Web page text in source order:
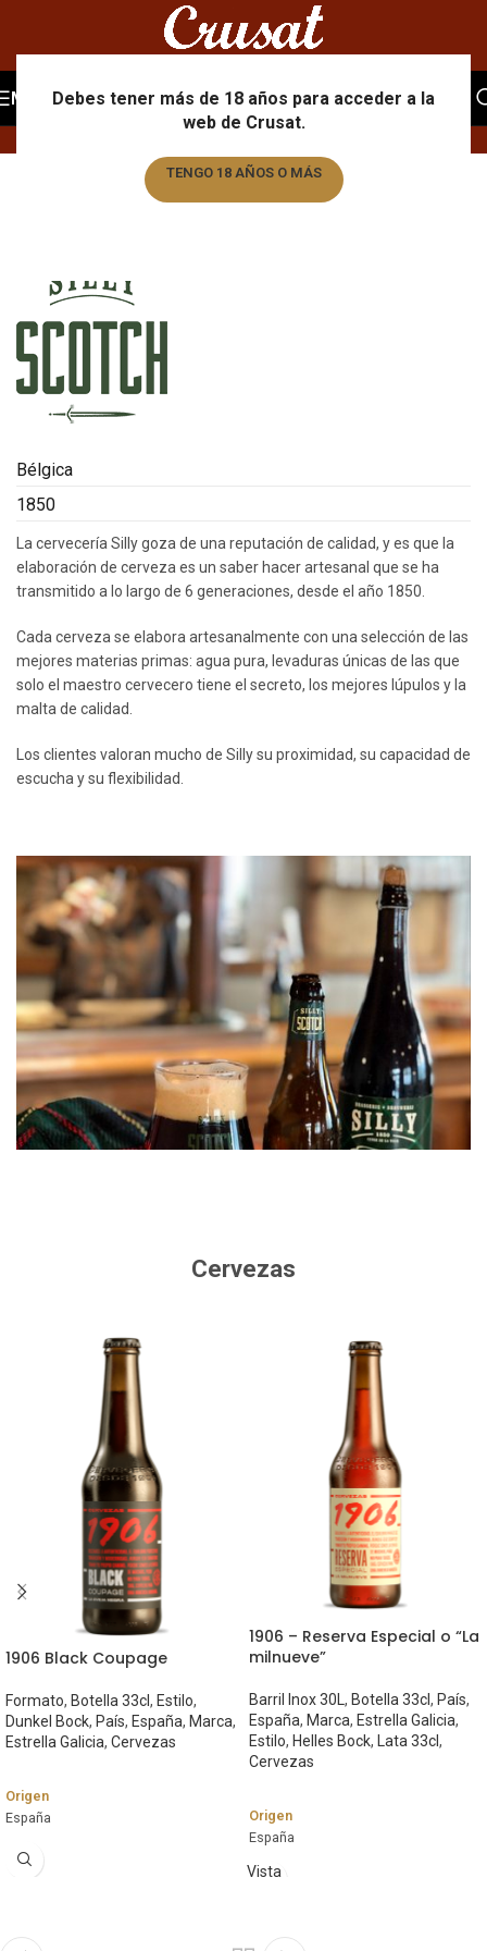
Debes tener más de 18 años para acceder a la
web de Crusat.
TENGO 18 AÑOS O MÁS
MENU Portfolio
Bélgica
1850
La cervecería Silly goza de una reputación de calidad, y es que la
elaboración de cerveza es un saber hacer artesanal que se ha
transmitido a lo largo de 6 generaciones, desde el año 1850.
Cada cerveza se elabora artesanalmente con una selección de las
mejores materias primas: agua pura, levaduras únicas de las que
solo el maestro cervecero tiene el secreto, los mejores lúpulos y la
malta de calidad.
Los clientes valoran mucho de Silly su proximidad, su capacidad de
escucha y su flexibilidad.
Cervezas
1906 Black Coupage
Formato, Botella 33cl, Estilo,
Dunkel Bock, País, España, Marca,
Estrella Galicia, Cervezas
Origen
España
Marca
Estrella Galicia
1906 – Reserva Especial o “La
milnueve”
Barril Inox 30L , Botella 33cl, País,
España, Marca, Estrella Galicia,
Estilo, Helles Bock, Lata 33cl,
Cervezas
Origen
España
Marca
Helles Bock
Vista